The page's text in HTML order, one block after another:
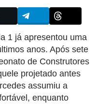
1 já apresentou uma
anos. Após sete
de Construtores
projetado antes
assumiu a
enquanto